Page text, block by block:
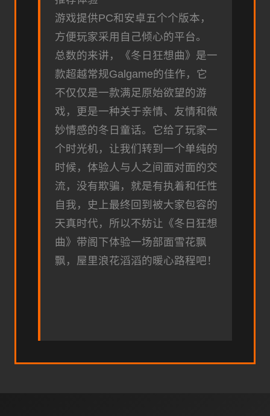
游戏提供PC和安卓五个个版本，
方便玩家采用自己倾心的平台。
总数的来讲，《冬日狂想曲》是一
款​​超越常规Galgame的佳作​​，它
不仅仅是一款满足原始欲望的游
戏，更是一种关于亲情、友情和微
妙情感的冬日童话。它给了玩家一
个时光机，让我们转到一个单纯的
时候，体验人与人之间面对面的交
流，没有欺骗，就是有执着和任性
自我，史上最终回到被大家包容的
天真时代，所以不妨让《冬日狂想
曲》带阁下体验一场​​部面雪花飘
飘，屋里浪花滔滔​​的暖心路程吧！